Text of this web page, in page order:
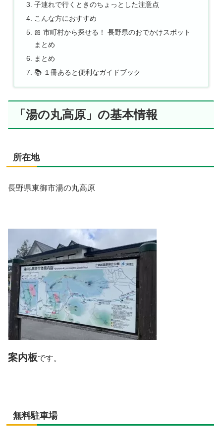
子連れで行くときのちょっとした注意点
こんな方におすすめ
🎀 市町村から探せる！ 長野県のおでかけスポット
まとめ
まとめ
📚 １冊あると便利なガイドブック
「湯の丸高原」の基本情報
所在地
長野県東御市湯の丸高原
案内板です。
無料駐車場